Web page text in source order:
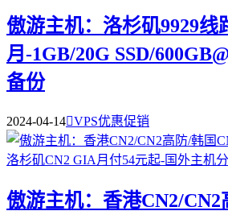
傲游主机：洛杉矶9929线
月-1GB/20G SSD/
备份
2024-04-14VPS优惠促销
傲游主机：香港CN2/CN2